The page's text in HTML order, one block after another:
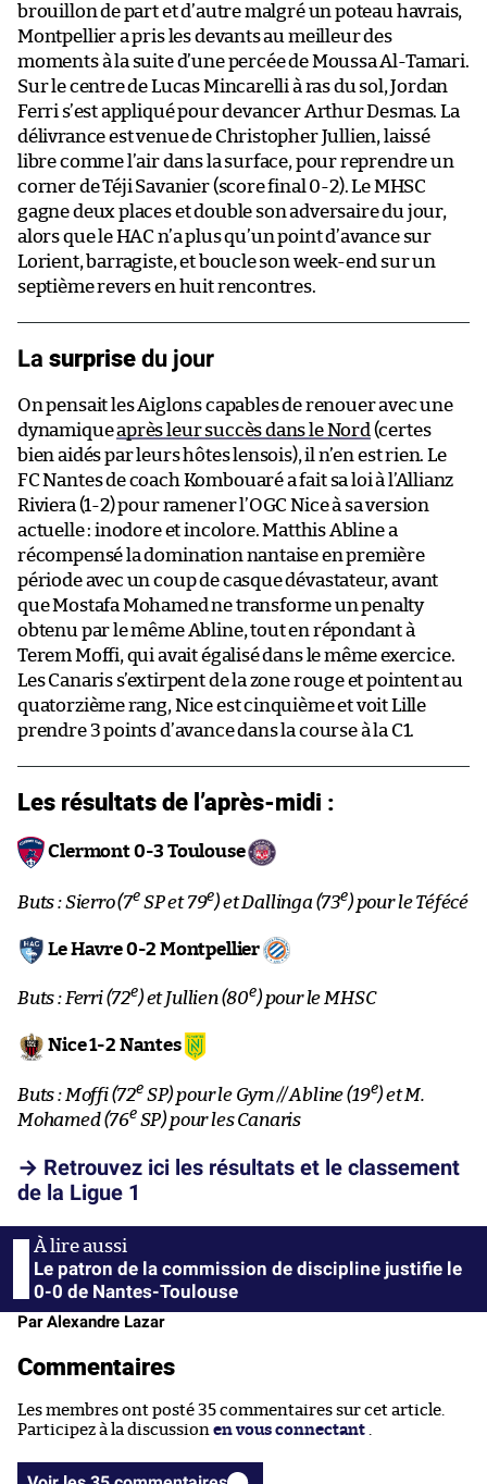
brouillon de part et d’autre malgré un poteau havrais,
Montpellier a pris les devants au meilleur des
moments à la suite d’une percée de Moussa Al-Tamari.
Sur le centre de Lucas Mincarelli à ras du sol, Jordan
Ferri s’est appliqué pour devancer Arthur Desmas. La
délivrance est venue de Christopher Jullien, laissé
libre comme l’air dans la surface, pour reprendre un
corner de Téji Savanier (score final 0-2). Le MHSC
gagne deux places et double son adversaire du jour,
alors que le HAC n’a plus qu’un point d’avance sur
Lorient, barragiste, et boucle son week-end sur un
septième revers en huit rencontres.
La surprisedu jour
On pensait les Aiglons capables de renouer avec une
dynamiqueaprès leur succès dans le Nord (certes
bien aidés par leurs hôtes lensois), il n’en est rien. Le
FC Nantes de coach Kombouaré a fait sa loi à l’Allianz
Riviera (1-2) pour ramener l’OGC Nice à sa version
actuelle : inodore et incolore. Matthis Abline a
récompensé la domination nantaise en première
période avec un coup de casque dévastateur, avant
que Mostafa Mohamed ne transforme un penalty
obtenu par le même Abline, tout en répondant à
Terem Moffi, qui avait égalisé dans le même exercice.
Les Canaris s’extirpent de la zone rouge et pointent au
quatorzième rang, Nice est cinquième et voit Lille
prendre 3 points d’avance dans la course à la C1.
Les résultats de l’après-midi :
Clermont 0-3 Toulouse
Buts : Sierro (7eSP et 79e) et Dallinga (73e) pour le Téfécé
Le Havre 0-2 Montpellier
Buts : Ferri (72e) et Jullien (80e) pour le MHSC
Nice 1-2 Nantes
Buts : Moffi (72eSP) pour le Gym // Abline (19e) et M.
Mohamed (76eSP) pour les Canaris
→ Retrouvez ici les résultats et le classement
de la Ligue 1
Le patron de la commission de discipline justifie le
0-0 de Nantes-Toulouse
Par Alexandre Lazar
Commentaires
Les membres ont posté 35 commentaires sur cet article.
Participez à la discussion en vous connectant